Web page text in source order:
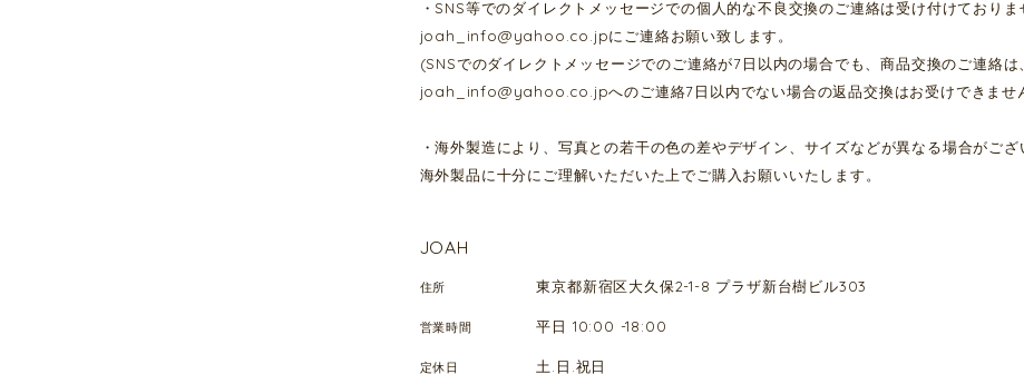
・SNS等でのダイレクトメッセージでの個人的な不良交換のご連絡は受け付けており
joah_info@yahoo.co.jpにご連絡お願い致します。
(SNSでのダイレクトメッセージでのご連絡が7日以内の場合でも、商品交換のご連絡は
joah_info@yahoo.co.jpへのご連絡7日以内でない場合の返品交換はお受けできま
・海外製造により、写真との若干の色の差やデザイン、サイズなどが異なる場合がござ
海外製品に十分にご理解いただいた上でご購入お願いいたします。
JOAH
住所 東京都新宿区大久保2-1-8 プラザ新台樹ビル303
営業時間 平日 10:00 -18:00
定休日 土.日.祝日